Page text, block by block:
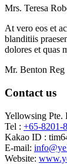
Mrs. Teresa
At vero eos et
blanditiis
dolores et quas
Mr. Benton Reg
Contact us
Yellowsing Pte.
Tel : +65-8201-
Kakao ID :
E-mail:
Website: